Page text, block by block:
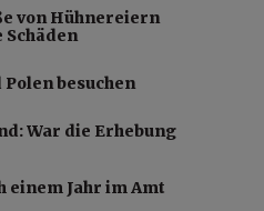
von Hühnereiern
besuchen
War die Erhebung
einem Jahr im Amt